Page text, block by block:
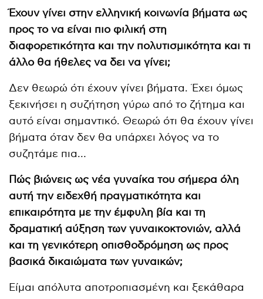
Έχουν γίνει στην ελληνική κοινωνία βήματα ως
προς το να είναι πιο φιλική στη
διαφορετικότητα και την πολυτισμικότητα και τι
άλλο θα ήθελες να δει να γίνει;
Δεν θεωρώ ότι έχουν γίνει βήματα. Έχει όμως
ξεκινήσει η συζήτηση γύρω από το ζήτημα και
αυτό είναι σημαντικό. Θεωρώ ότι θα έχουν γίνει
βήματα όταν δεν θα υπάρχει λόγος να το
συζητάμε πια…
Πώς βιώνεις ως νέα γυναίκα του σήμερα όλη
αυτή την ειδεχθή πραγματικότητα και
επικαιρότητα με την έμφυλη βία και τη
δραματική αύξηση των γυναικοκτονιών, αλλά
και τη γενικότερη οπισθοδρόμηση ως προς
βασικά δικαιώματα των γυναικών;
Είμαι απόλυτα αποτροπιασμένη και ξεκάθαρα